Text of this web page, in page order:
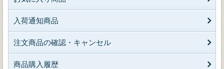
入荷通知商品
注文商品の確認・キャンセル
商品購入履歴